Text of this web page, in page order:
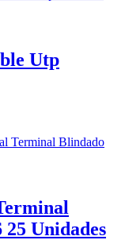
Utp
Unidades